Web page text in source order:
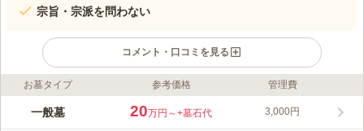
宗旨・宗派を問わない
コメント・口コミを見る
ライフドット編集部のコメント
ロケーションが抜群の霊園で、眺望に拘りたい方におすすめで
お墓タイプ 参考価格 管理費
一般墓 20万円～+墓石代 3,000円